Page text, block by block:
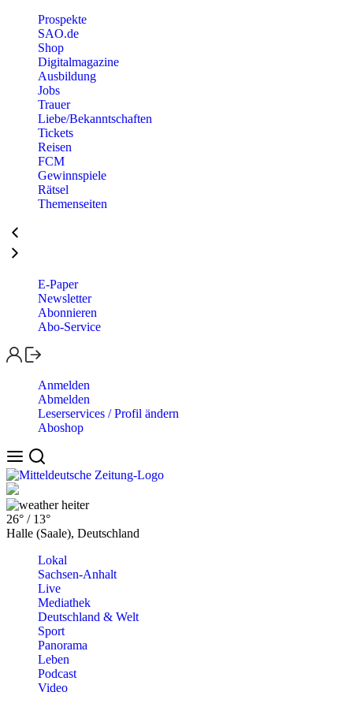
Prospekte
SAO.de
Shop
Digitalmagazine
Ausbildung
Jobs
Trauer
Liebe/Bekanntschaften
Tickets
Reisen
FCM
Gewinnspiele
Rätsel
Themenseiten
E-Paper
Newsletter
Abonnieren
Abo-Service
Anmelden
Abmelden
Leserservices / Profil ändern
Aboshop
heiter
26° / 13°
Halle (Saale), Deutschland
Lokal
Sachsen-Anhalt
Live
Mediathek
Deutschland & Welt
Sport
Panorama
Leben
Podcast
Video